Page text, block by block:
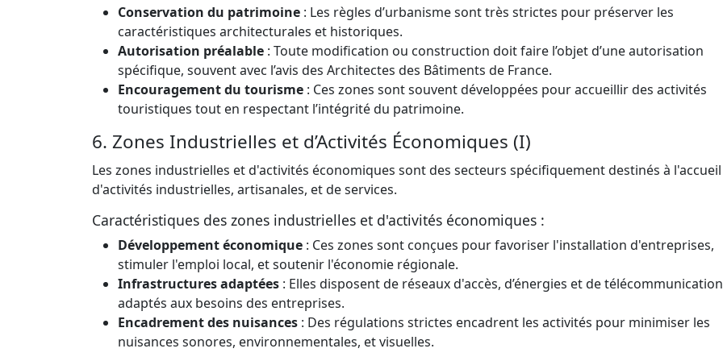
Conservation du patrimoine : Les règles d’urbanisme sont très strictes pour préserver les
caractéristiques architecturales et historiques.
Autorisation préalable : Toute modification ou construction doit faire l’objet d’une autorisation
spécifique, souvent avec l’avis des Architectes des Bâtiments de France.
Encouragement du tourisme : Ces zones sont souvent développées pour accueillir des activités
touristiques tout en respectant l’intégrité du patrimoine.
6. Zones Industrielles et d’Activités Économiques (I)
Les zones industrielles et d'activités économiques sont des secteurs spécifiquement destinés à l'accueil
d'activités industrielles, artisanales, et de services.
Caractéristiques des zones industrielles et d'activités économiques :
Développement économique : Ces zones sont conçues pour favoriser l'installation d'entreprises,
stimuler l'emploi local, et soutenir l'économie régionale.
Infrastructures adaptées : Elles disposent de réseaux d'accès, d’énergies et de
adaptés aux besoins des entreprises.
Encadrement des nuisances : Des régulations strictes encadrent les activités pour minimiser les
nuisances sonores, environnementales, et visuelles.